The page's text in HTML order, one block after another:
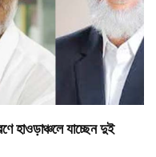
হাওড়াঞ্চলে যাচ্ছেন দুই